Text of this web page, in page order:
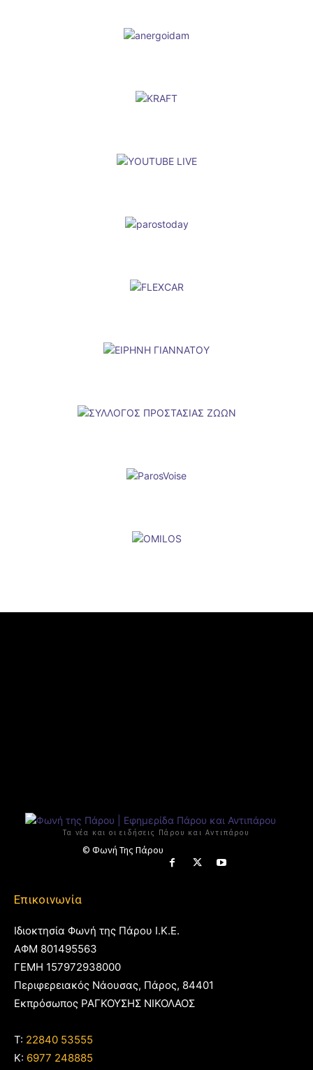
Τα νέα και οι ειδήσεις Πάρου και Αντιπάρου
© Φωνή Της Πάρου
Επικοινωνία
Ιδιοκτησία Φωνή της Πάρου Ι.Κ.Ε.
ΑΦΜ 801495563
ΓΕΜΗ 157972938000
Περιφερειακός Νάουσας, Πάρος, 84401
Εκπρόσωπος ΡΑΓΚΟΥΣΗΣ ΝΙΚΟΛΑΟΣ
T: 22840 53555
Κ: 6977 248885